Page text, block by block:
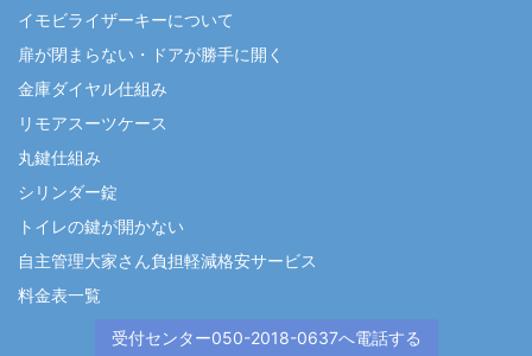
イモビライザーキーについて
扉が閉まらない・ドアが勝手に開く
金庫ダイヤル仕組み
リモアスーツケース
丸鍵仕組み
シリンダー錠
トイレの鍵が開かない
自主管理大家さん負担軽減格安サービス
料金表一覧
受付センター050-2018-0637へ電話する